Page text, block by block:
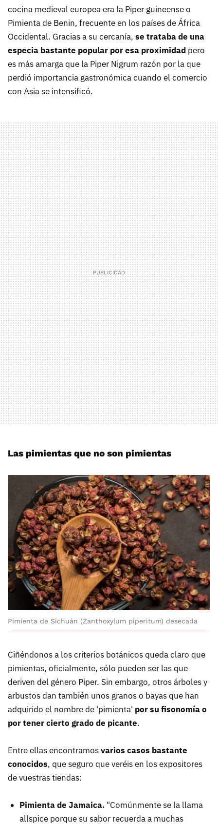
cocina medieval europea era la Piper guineense o
Pimienta de Benin, frecuente en los países de África
Occidental. Gracias a su cercanía, se trataba de una
especia bastante popular por esa proximidad pero
es más amarga que la Piper Nigrum razón por la que
perdió importancia gastronómica cuando el comercio
con Asia se intensificó.
Las pimientas que no son pimientas
Pimienta de Sichuán (Zanthoxylum piperitum) desecada
Ciñéndonos a los criterios botánicos queda claro que
pimientas, oficialmente, sólo pueden ser las que
deriven del género Piper. Sin embargo, otros árboles y
arbustos dan también unos granos o bayas que han
adquirido el nombre de 'pimienta' por su fisonomía o
por tener cierto grado de picante.
Entre ellas encontramosvarios casos bastante
conocidos, que seguro que veréis en los expositores
de vuestras tiendas:
Pimienta de Jamaica. "Comúnmente se la llama
allspice porque su sabor recuerda a muchas